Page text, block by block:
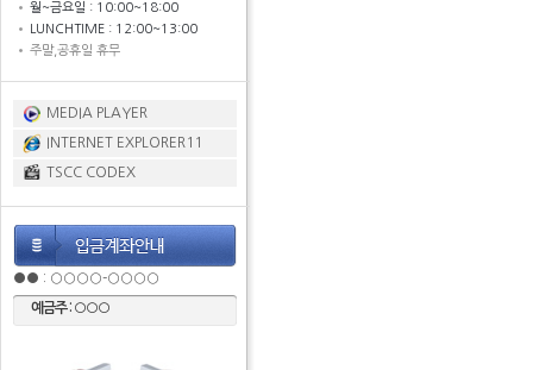
월~금요일 : 10:00~18:00
LUNCHTIME : 12:00~13:00
주말,공휴일 휴무
MEDIA PLAYER
INTERNET EXPLORER11
TSCC CODEX
●● : ○○○○-○○○○
예금주 : ○○○